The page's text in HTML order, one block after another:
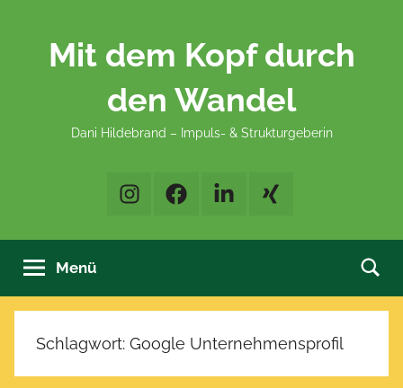
Mit dem Kopf durch
den Wandel
Dani Hildebrand – Impuls- & Strukturgeberin
InstagramFacebookLinkedInXING
Menü
Schlagwort: Google Unternehmensprofil